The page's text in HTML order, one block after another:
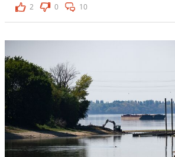
2
0 10